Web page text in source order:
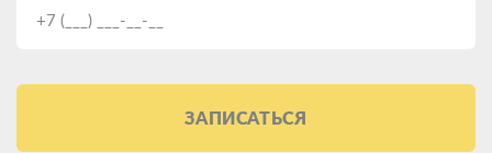
ЗАПИСАТЬСЯ